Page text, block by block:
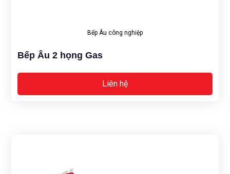
Bếp Âu công nghiệp
Bếp Âu 2 họng Gas
Liên hệ